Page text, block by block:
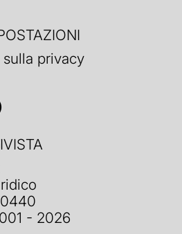
privacy
- 2026